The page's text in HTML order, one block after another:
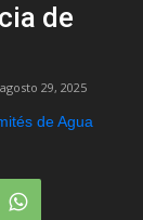
de
agosto 29, 2025